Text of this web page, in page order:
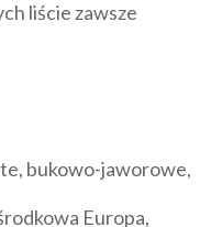
liście zawsze
bukowo-jaworowe,
Europa,